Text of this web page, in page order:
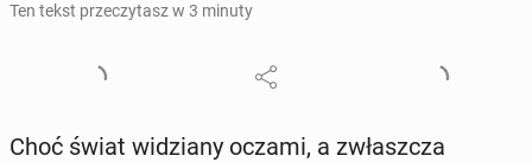
Ten tekst przeczytasz w 3 minuty
Choć świat wi­dzia­ny oczami, a zwłasz­cza